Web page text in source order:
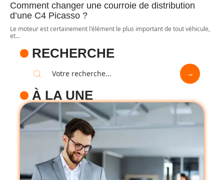
Comment changer une courroie de distribution
d’une C4 Picasso ?
Le moteur est certainement l'élément le plus important de tout véhicule,
et…
RECHERCHE
À LA UNE